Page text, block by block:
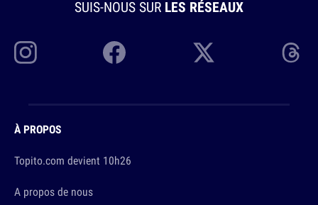
SUIS-NOUS SUR LES RÉSEAUX
À PROPOS
Topito.com devient 10h26
A propos de nous